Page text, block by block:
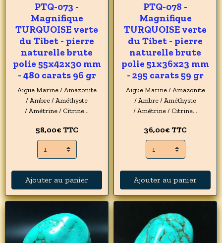
PTQ-073 -
Magnifique
TURQUOISE verte
du Tibet - pierre
naturelle brute
polie 55x42x30 mm
- 480 carats 96 gr
Aigue Marine / Amazonite
/ Ambre / Améthyste
/ Amétrine / Citrine...
58,00€ TTC
Ajouter au panier
PTQ-078 -
Magnifique
TURQUOISE verte
du Tibet - pierre
naturelle brute
polie 51x36x23 mm
- 295 carats 59 gr
Aigue Marine / Amazonite
/ Ambre / Améthyste
/ Amétrine / Citrine...
36,00€ TTC
Ajouter au panier